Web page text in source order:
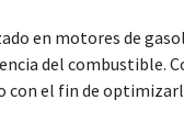
en motores de
del combustible.
el fin de